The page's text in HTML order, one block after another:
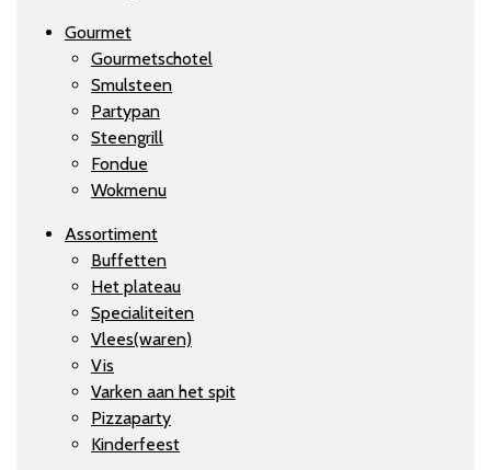
Gourmet
Gourmetschotel
Smulsteen
Partypan
Steengrill
Fondue
Wokmenu
Assortiment
Buffetten
Het plateau
Specialiteiten
Vlees(waren)
Vis
Varken aan het spit
Pizzaparty
Kinderfeest